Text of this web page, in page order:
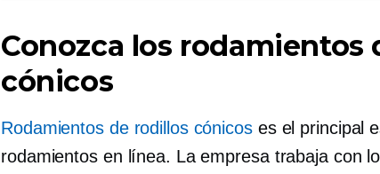
Conozca los rodamientos
cónicos
Rodamientos de rodillos cónicoses el principal
rodamientos en línea. La empresa trabaja con